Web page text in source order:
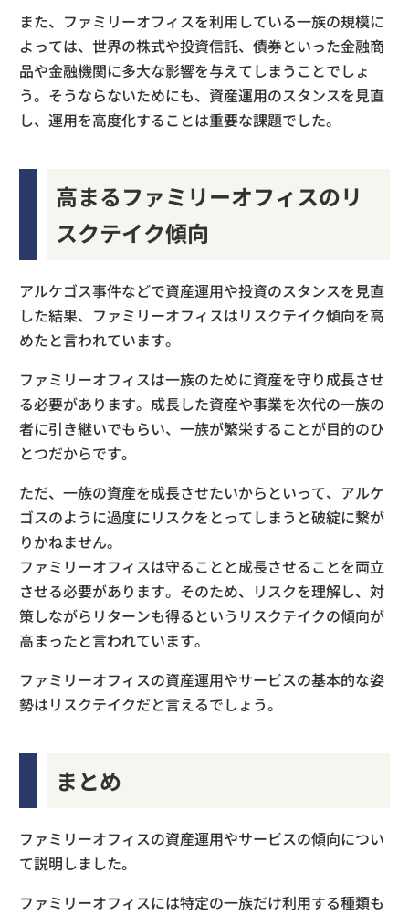
また、ファミリーオフィスを利用している一族の規模に
よっては、世界の株式や投資信託、債券といった金融商
品や金融機関に多大な影響を与えてしまうことでしょ
う。そうならないためにも、資産運用のスタンスを見直
し、運用を高度化することは重要な課題でした。
高まるファミリーオフィスのリ
スクテイク傾向
アルケゴス事件などで資産運用や投資のスタンスを見直
した結果、ファミリーオフィスはリスクテイク傾向を高
めたと言われています。
ファミリーオフィスは一族のために資産を守り成長させ
る必要があります。成長した資産や事業を次代の一族の
者に引き継いでもらい、一族が繁栄することが目的のひ
とつだからです。
ただ、一族の資産を成長させたいからといって、アルケ
ゴスのように過度にリスクをとってしまうと破綻に繋が
りかねません。
ファミリーオフィスは守ることと成長させることを両立
させる必要があります。そのため、リスクを理解し、対
策しながらリターンも得るというリスクテイクの傾向が
高まったと言われています。
ファミリーオフィスの資産運用やサービスの基本的な姿
勢はリスクテイクだと言えるでしょう。
まとめ
ファミリーオフィスの資産運用やサービスの傾向につい
て説明しました。
ファミリーオフィスには特定の一族だけ利用する種類も